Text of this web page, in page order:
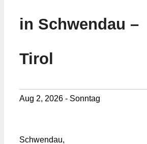
in Schwendau –
Tirol
Aug 2, 2026 - Sonntag
Schwendau,